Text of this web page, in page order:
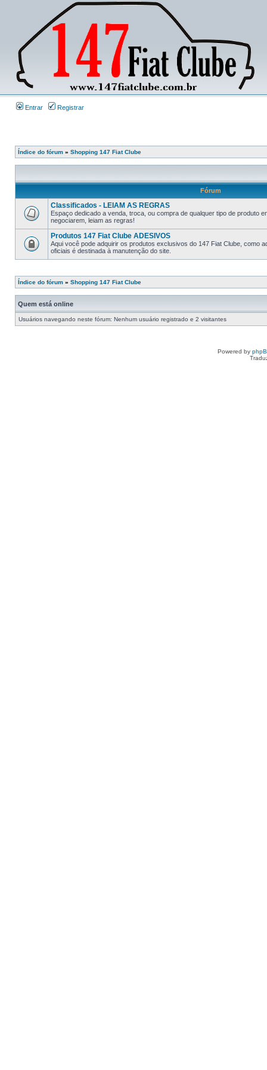
Entrar Registrar
Índice do fórum » Shopping 147 Fiat Clube
Fórum
Classificados - LEIAM AS REGRAS
Espaço dedicado a venda, troca, ou compra de qualquer tipo de produto
negociarem, leiam as regras!
Produtos 147 Fiat Clube ADESIVOS
Aqui você pode adquirir os produtos exclusivos do 147 Fiat Clube, como
oficiais é destinada à manutenção do site.
Índice do fórum » Shopping 147 Fiat Clube
Quem está online
Usuários navegando neste fórum: Nenhum usuário registrado e 2 visitantes
Powered by